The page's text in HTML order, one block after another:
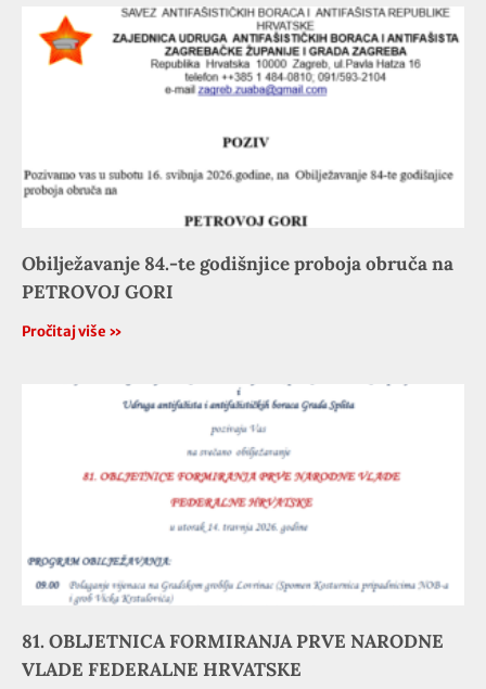
Obilježavanje 84.-te godišnjice proboja obruča na
PETROVOJ GORI
Pročitaj više »
81. OBLJETNICA FORMIRANJA PRVE NARODNE
VLADE FEDERALNE HRVATSKE